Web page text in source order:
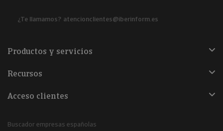
¿Te llamamos? atencionclientes@iberinform.es
Productos y servicios
Recursos
Acceso clientes
Buscador empresas españolas